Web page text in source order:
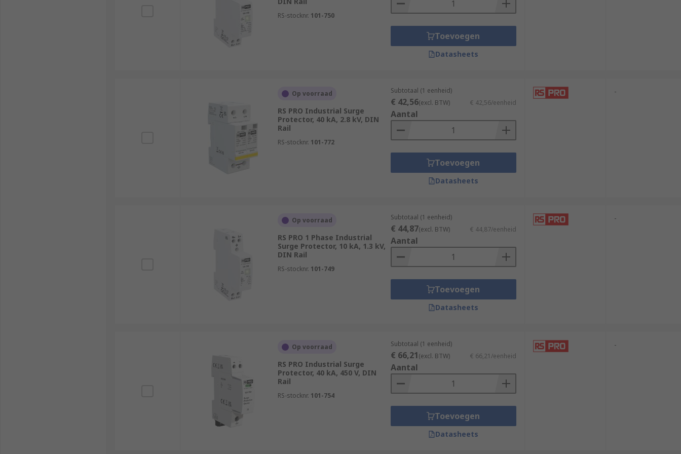
RS-stocknr. 101-750
Toevoegen
Datasheets
Op voorraad
RS PRO Industrial Surge
Protector, 40 kA, 2.8 kV, DIN
Rail
RS-stocknr. 101-772
Subtotaal (1 eenheid)
€ 42,56(excl. BTW) € 42,56/eenheid
Aantal
Toevoegen
Datasheets
-
Op voorraad
RS PRO 1 Phase Industrial
Surge Protector, 10 kA, 1.3 kV,
DIN Rail
RS-stocknr. 101-749
Subtotaal (1 eenheid)
€ 44,87(excl. BTW) € 44,87/eenheid
Aantal
Toevoegen
Datasheets
-
Op voorraad
RS PRO Industrial Surge
Protector, 40 kA, 450 V, DIN
Rail
RS-stocknr. 101-754
Subtotaal (1 eenheid)
€ 66,21(excl. BTW) € 66,21/eenheid
Aantal
Toevoegen
Datasheets
-